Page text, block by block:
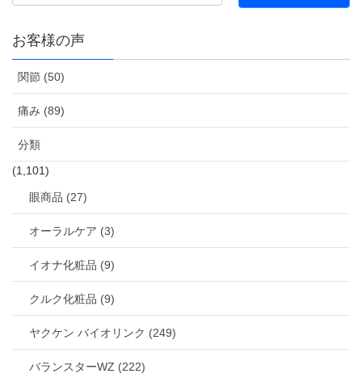
お客様の声
関節 (50)
痛み (89)
分類
(1,101)
眼商品 (27)
オーラルケア (3)
イオナ化粧品 (9)
クルク化粧品 (9)
ヤクケン バイオリンク (249)
バランスターWZ (222)